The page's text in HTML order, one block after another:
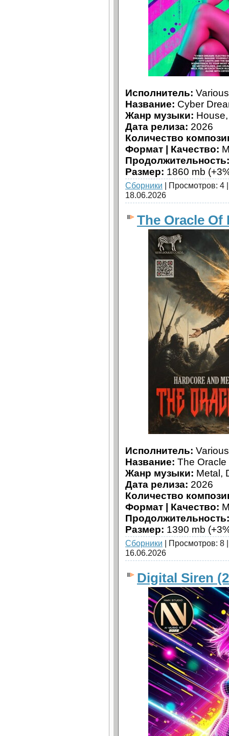
Исполнитель:
Название: Cyber
Жанр музыки:
Дата релиза: 2026
Количество
Формат | Качество:
Продолжительность:
Размер: 1860 mb
Сборники | Просмотров:
18.06.2026
The Oracle Of
Исполнитель:
Название: The
Жанр музыки: Metal,
Дата релиза: 2026
Количество
Формат | Качество:
Продолжительность:
Размер: 1390 mb
Сборники | Просмотров:
16.06.2026
Digital Siren